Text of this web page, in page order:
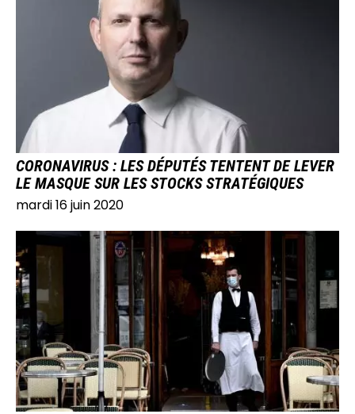
CORONAVIRUS : LES DÉPUTÉS TENTENT DE LEVER
LE MASQUE SUR LES STOCKS STRATÉGIQUES
mardi 16 juin 2020
IMAGE